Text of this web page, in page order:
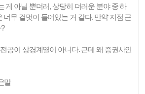
게 아닐 뿐더러, 상당히 더러운 분야 중 하
너무 겉멋이 들어있는 거 같다. 만약 지점 근
공이 상경계열이 아니다. 근데 왜 증권사인
말